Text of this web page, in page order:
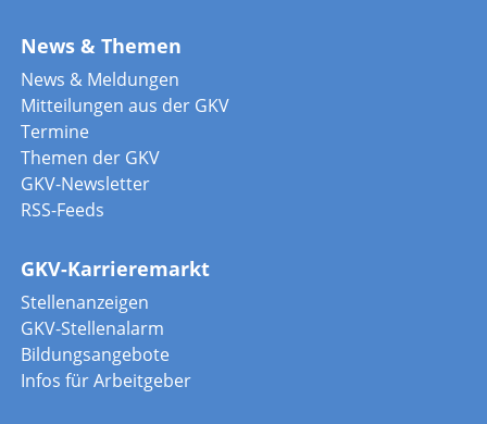
News & Themen
News & Meldungen
Mitteilungen aus der GKV
Termine
Themen der GKV
GKV-Newsletter
RSS-Feeds
GKV-Karrieremarkt
Stellenanzeigen
GKV-Stellenalarm
Bildungsangebote
Infos für Arbeitgeber